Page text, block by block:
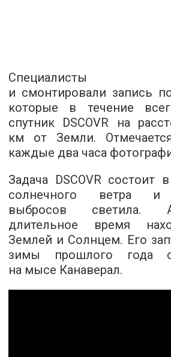
Специалисты
и смонтировали запись
которые в течение
спутник DSCOVR на
км от Земли.
каждые два часа
Задача DSCOVR состоит
солнечного ветра и
выбросов светила.
длительное время
Землей и Солнцем. Его
зимы прошлого года
на мысе Канаверал.